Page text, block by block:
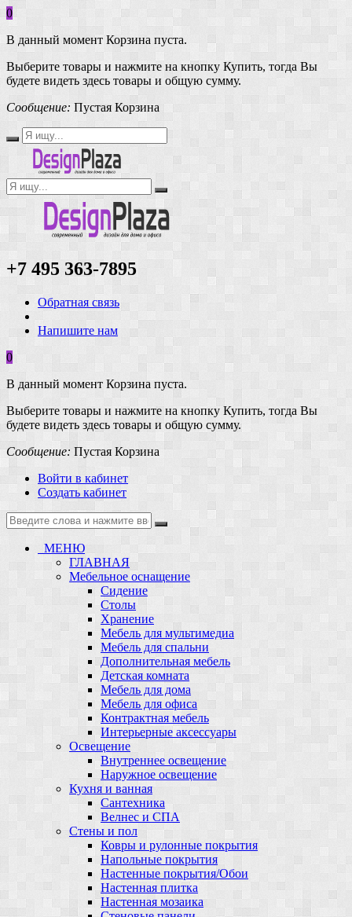
0
В данный момент Корзина пуста.
Выберите товары и нажмите на кнопку Купить, тогда Вы
будете видеть здесь товары и общую сумму.
Сообщение: Пустая Корзина
+7 495 363-7895
Обратная связь
Напишите нам
0
В данный момент Корзина пуста.
Выберите товары и нажмите на кнопку Купить, тогда Вы
будете видеть здесь товары и общую сумму.
Сообщение: Пустая Корзина
Войти в кабинет
Создать кабинет
МЕНЮ
ГЛАВНАЯ
Мебельное оснащение
Сидение
Столы
Хранение
Мебель для мультимедиа
Мебель для спальни
Дополнительная мебель
Детская комната
Мебель для дома
Мебель для офиса
Контрактная мебель
Интерьерные аксессуары
Освещение
Внутреннее освещение
Наружное освещение
Кухня и ванная
Сантехника
Велнес и СПА
Стены и пол
Ковры и рулонные покрытия
Напольные покрытия
Настенные покрытия/Обои
Настенная плитка
Настенная мозаика